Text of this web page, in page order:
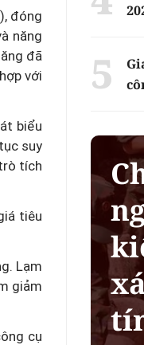
đóng
năng
đã
với
biểu
suy
tích
tiêu
Lạm
giảm
cụ